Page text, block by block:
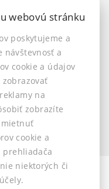
s.r.o.
webovú stránku
poskytujeme a
návštevnosť a
cookie a údajov
na
zobrazíte
cookie a
niektorých či